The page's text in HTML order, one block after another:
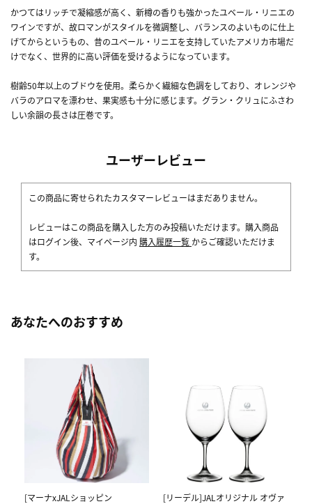
かつてはリッチで凝縮感が高く、新樽の香りも強かったユベール・リニエの
ワインですが、故ロマンがスタイルを微調整し、バランスのよいものに仕上
げてからというもの、昔のユベール・リニエを支持していたアメリカ市場だ
けでなく、世界的に高い評価を受けるようになっています。
樹齢50年以上のブドウを使用。柔らかく繊細な色調をしており、オレンジや
バラのアロマを漂わせ、果実感も十分に感じます。グラン・クリュにふさわ
しい余韻の長さは圧巻です。
ユーザーレビュー
この商品に寄せられたカスタマーレビューはまだありません。
レビューはこの商品を購入した方のみ投稿いただけます。購入商品
はログイン後、マイページ内 購入履歴一覧 からご確認いただけま
す。
あなたへのおすすめ
[マーナxJALショッピン
[リーデル]JALオリジナル オヴァ